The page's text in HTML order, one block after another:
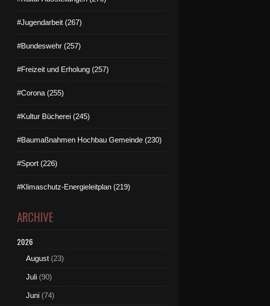
#Jugendarbeit (267)
#Bundeswehr (257)
#Freizeit und Erholung (257)
#Corona (255)
#Kultur Bücherei (245)
#Baumaßnahmen Hochbau Gemeinde (230)
#Sport (226)
#Klimaschutz-Energieleitplan (219)
ARCHIVE
2026
August (23)
Juli (90)
Juni (74)